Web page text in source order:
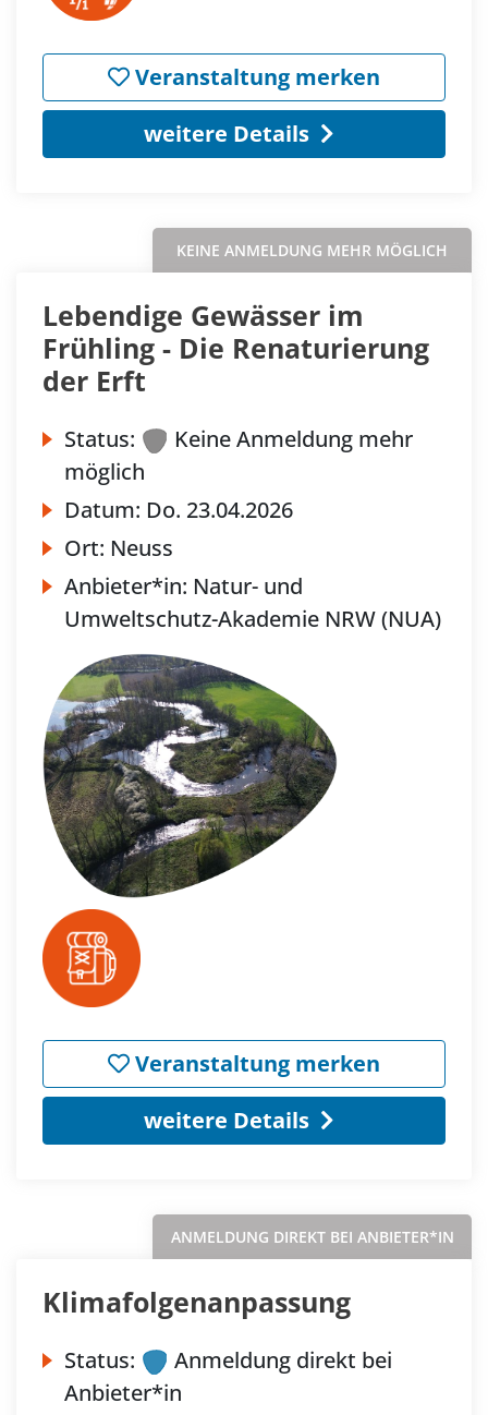
Veranstaltung merken
weitere Details
KEINE ANMELDUNG MEHR MÖGLICH
Lebendige Gewässer im
Frühling - Die Renaturierung
der Erft
Status:
Keine Anmeldung mehr
möglich
Datum: Do. 23.04.2026
Ort: Neuss
Anbieter*in: Natur- und
Umweltschutz-Akademie NRW (NUA)
Veranstaltung merken
weitere Details
ANMELDUNG DIREKT BEI ANBIETER*IN
Klimafolgenanpassung
Status:
Anmeldung direkt bei
Anbieter*in